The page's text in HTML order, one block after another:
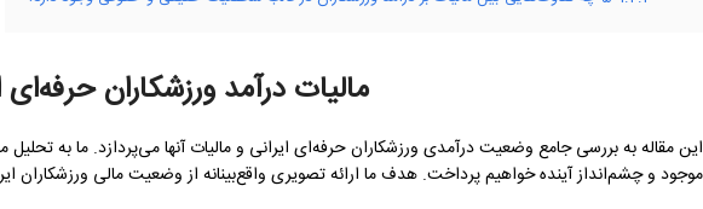
مالیات درآمد ورزشکاران حرفه‌ای
این مقاله به بررسی جامع وضعیت درآمدی ورزشکاران حرفه‌ای ایرانی و مالیات آنها می‌پردازد. ما به
موجود و چشم‌انداز آینده خواهیم پرداخت. هدف ما ارائه تصویری واقع‌بینانه از وضعیت مالی ورزشکاران